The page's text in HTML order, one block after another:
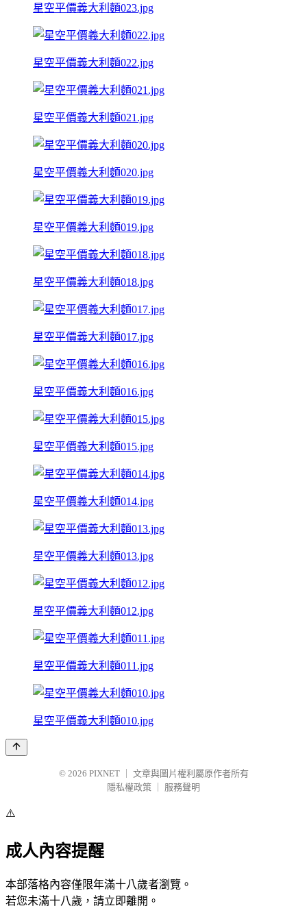
星空平價義大利麵023.jpg
星空平價義大利麵022.jpg
星空平價義大利麵021.jpg
星空平價義大利麵020.jpg
星空平價義大利麵019.jpg
星空平價義大利麵018.jpg
星空平價義大利麵017.jpg
星空平價義大利麵016.jpg
星空平價義大利麵015.jpg
星空平價義大利麵014.jpg
星空平價義大利麵013.jpg
星空平價義大利麵012.jpg
星空平價義大利麵011.jpg
星空平價義大利麵010.jpg
© 2026 PIXNET
文章與圖片權利屬原作者所有
隱私權政策
服務聲明
⚠️
成人內容提醒
本部落格內容僅限年滿十八歲者瀏覽。
若您未滿十八歲，請立即離開。